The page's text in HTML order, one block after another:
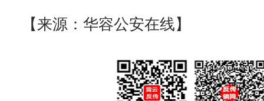
【来源：华容公安在线】